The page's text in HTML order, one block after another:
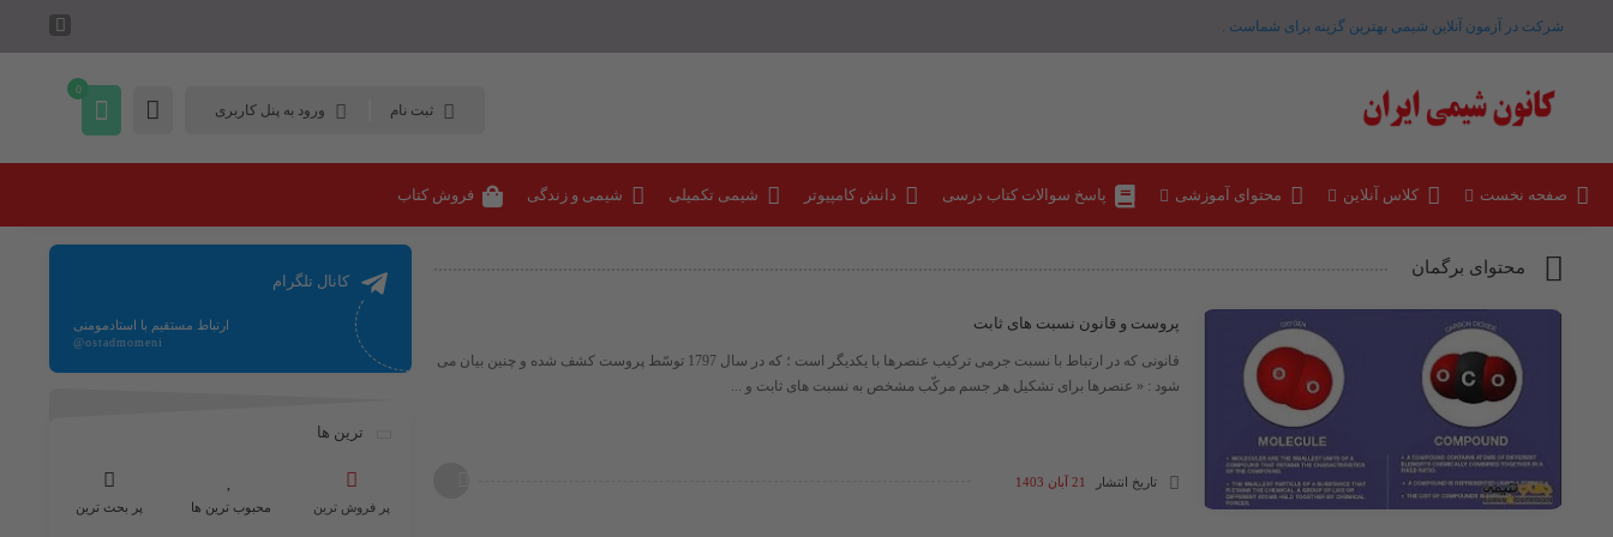
شرکت در آزمون آنلاین شیمی بهترین گزینه برای شماست .
ثبت نام ورود به پنل کاربری
0
صفحه نخست کلاس آنلاین محتوای آموزشی پاسخ سوالات کتاب درسی دانش کامپیوتر شیمی تکمیلی شیمی و زندگی فروش کتاب
محتوای برگمان
پروست و قانون نسبت های ثابت
قانونی که در ارتباط با نسبت جرمی ترکیب عنصرها با یکدیگر است ؛ که در سال 1797 توسّط پروست کشف شده و چنین بیان می
شود : « عنصرها برای تشکیل هر جسم مرکّب مشخص به نسبت های ثابت و ...
تاریخ انتشار 21 آبان 1403
کانال تلگرام
ارتباط مستقیم با استادمومنی
@ostadmomeni
ترین ها
پر فروش ترین محبوب ترین ها پر بحث ترین